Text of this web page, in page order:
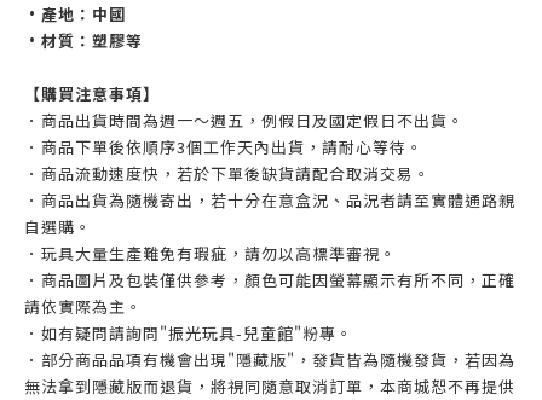
•產地：中國
•材質：塑膠等
【購買注意事項】
．商品出貨時間為週一～週五，例假日及國定假日不出貨。
．商品下單後依順序3個工作天內出貨，請耐心等待。
．商品流動速度快，若於下單後缺貨請配合取消交易。
．商品出貨為隨機寄出，若十分在意盒況、品況者請至實體通路親
自選購。
．玩具大量生產難免有瑕疵，請勿以高標準審視。
．商品圖片及包裝僅供參考，顏色可能因螢幕顯示有所不同，正確
請依實際為主。
．如有疑問請詢問"振光玩具-兒童館"粉專。
．部分商品品項有機會出現"隱藏版"，發貨皆為隨機發貨，若因為
無法拿到隱藏版而退貨，將視同隨意取消訂單，本商城恕不再提供